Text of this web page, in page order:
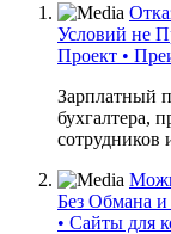
Условий не
Проект •
Зарплатный
бухгалтера,
сотрудников
Без Обмана
• Сайты для